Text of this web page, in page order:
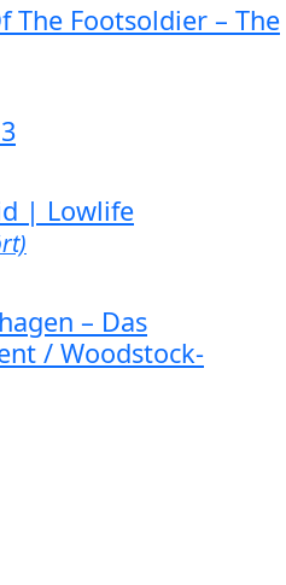
The Footsoldier – The
| Lowlife
– Das
/ Woodstock-